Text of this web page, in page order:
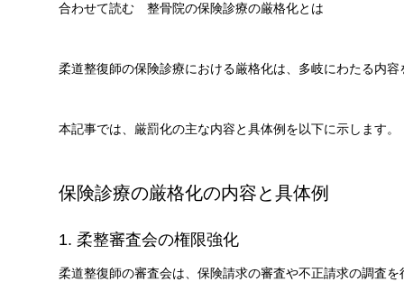
合わせて読む 整骨院の保険診療の厳格化とは
柔道整復師の保険診療における厳格化は、多岐にわたる内容
本記事では、厳罰化の主な内容と具体例を以下に示します。
保険診療の厳格化の内容と具体例
1. 柔整審査会の権限強化
柔道整復師の審査会は、保険請求の審査や不正請求の調査を